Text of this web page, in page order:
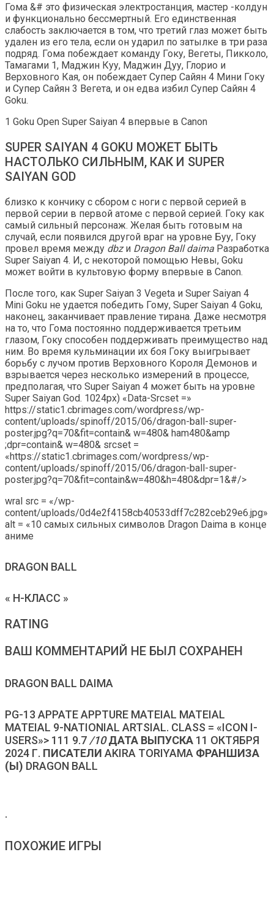
Гома &# это физическая электростанция, мастер -колдун
и функционально бессмертный. Его единственная
слабость заключается в том, что третий глаз может быть
удален из его тела, если он ударил по затылке в три раза
подряд. Гома побеждает команду Гоку, Вегеты, Пикколо,
Тамагами 1, Маджин Куу, Маджин Дуу, Глорио и
Верховного Кая, он побеждает Супер Сайян 4 Мини Гоку
и Супер Сайян 3 Вегета, и он едва избил Супер Сайян 4
Goku.
1 Goku Open Super Saiyan 4 впервые в Canon
SUPER SAIYAN 4 GOKU МОЖЕТ БЫТЬ
НАСТОЛЬКО СИЛЬНЫМ, КАК И SUPER
SAIYAN GOD
близко к кончику с сбором с ноги с первой серией в
первой серии в первой атоме с первой серией. Гоку как
самый сильный персонаж. Желая быть готовым на
случай, если появился другой враг на уровне Буу, Гоку
провел время между dbz и Dragon Balldaima Разработка
Super Saiyan 4. И, с некоторой помощью Невы, Goku
может войти в культовую форму впервые в Canon.
После того, как Super Saiyan 3 Vegeta и Super Saiyan 4
Mini Goku не удается победить Гому, Super Saiyan 4 Goku,
наконец, заканчивает правление тирана. Даже несмотря
на то, что Гома постоянно поддерживается третьим
глазом, Гоку способен поддерживать преимущество над
ним. Во время кульминации их боя Гоку выигрывает
борьбу с лучом против Верховного Короля Демонов и
взрывается через несколько измерений в процессе,
предполагая, что Super Saiyan 4 может быть на уровне
Super Saiyan God. 1024px) «Data-Srcset =»
https://static1.cbrimages.com/wordpress/wp-
content/uploads/spinoff/2015/06/dragon-ball-super-
poster.jpg?q=70&fit=contain& w=480& ham480&amp
;dpr=contain& w=480& srcset =
«https://static1.cbrimages.com/wordpress/wp-
content/uploads/spinoff/2015/06/dragon-ball-super-
poster.jpg?q=70&fit=contain&w=480&h=480&dpr=1&#/>
wral src = «/wp-
content/uploads/0d4e2f4158cb40533dff7c282ceb29e6.jpg»
alt = «10 самых сильных символов Dragon Daima в конце
аниме
DRAGON BALL
« H-КЛАСС »
RATING
ВАШ КОММЕНТАРИЙ НЕ БЫЛ СОХРАНЕН
DRAGON BALL DAIMA
PG-13 APPATE APPTURE MATEIAL MATEIAL
MATEIAL 9-NATIONIAL ARTSIAL. CLASS = «ICON I-
USERS»> 111 9.7 /10ДАТА ВЫПУСКА 11 ОКТЯБРЯ
2024 Г. ПИСАТЕЛИ AKIRA TORIYAMA ФРАНШИЗА
(Ы) DRAGON BALL
.
ПОХОЖИЕ ИГРЫ